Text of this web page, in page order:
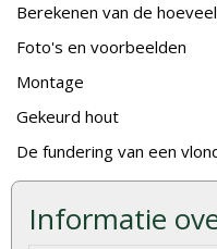
Informatie
Berekenen van de
Foto's en voorbeelden
Montage
Gekeurd hout
De fundering van een
Hoe zelf een houten
Hoe zelf een vlonder